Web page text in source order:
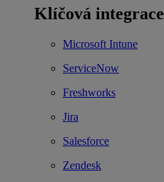
Klíčová integrace
Microsoft Intune
ServiceNow
Freshworks
Jira
Salesforce
Zendesk